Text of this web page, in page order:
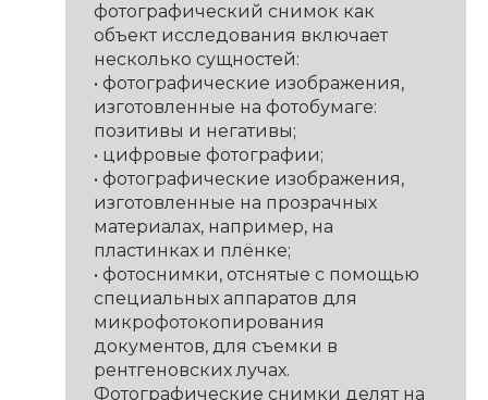
фотографический снимок как
объект исследования включает
несколько сущностей:
• фотографические изображения,
изготовленные на фотобумаге:
позитивы и негативы;
• цифровые фотографии;
• фотографические изображения,
изготовленные на прозрачных
материалах, например, на
пластинках и плёнке;
• фотоснимки, отснятые с помощью
специальных аппаратов для
микрофотокопирования
документов, для съемки в
рентгеновских лучах.
Фотографические снимки делят на